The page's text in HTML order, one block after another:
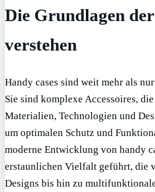
Die Grundlagen
verstehen
Handy cases sind weit mehr als
Sie sind komplexe Accessoires,
Materialien, Technologien und
um optimalen Schutz und
moderne Entwicklung von handy
erstaunlichen Vielfalt geführt, die
Designs bis hin zu